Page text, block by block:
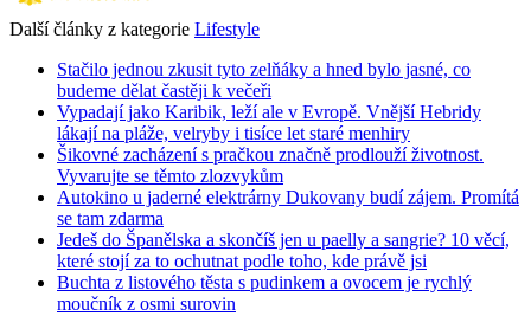
Další články z kategorie Lifestyle
Stačilo jednou zkusit tyto zelňáky a hned bylo jasné, co
budeme dělat častěji k večeři
Vypadají jako Karibik, leží ale v Evropě. Vnější Hebridy
lákají na pláže, velryby i tisíce let staré menhiry
Šikovné zacházení s pračkou značně prodlouží životnost.
Vyvarujte se těmto zlozvykům
Autokino u jaderné elektrárny Dukovany budí zájem. Promítá
se tam zdarma
Jedeš do Španělska a skončíš jen u paelly a sangrie? 10 věcí,
které stojí za to ochutnat podle toho, kde právě jsi
Buchta z listového těsta s pudinkem a ovocem je rychlý
moučník z osmi surovin